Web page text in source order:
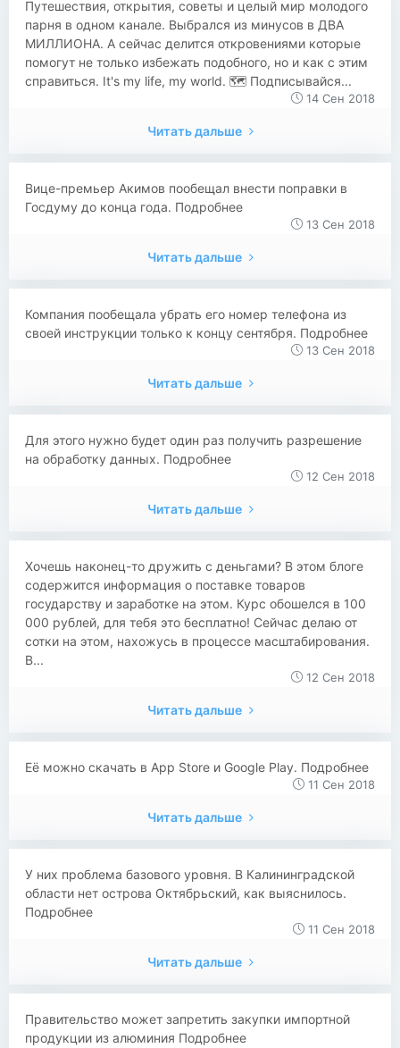
Путешествия, открытия, советы и целый мир молодого
парня в одном канале. Выбрался из минусов в ДВА
МИЛЛИОНА. А сейчас делится откровениями которые
помогут не только избежать подобного, но и как с этим
справиться. It's my life, my world. 🗺 Подписывайся...
14 Сен 2018
Читать дальше
Вице-премьер Акимов пообещал внести поправки в
Госдуму до конца года. Подробнее
13 Сен 2018
Читать дальше
Компания пообещала убрать его номер телефона из
своей инструкции только к концу сентября. Подробнее
13 Сен 2018
Читать дальше
Для этого нужно будет один раз получить разрешение
на обработку данных. Подробнее
12 Сен 2018
Читать дальше
Хочешь наконец-то дружить с деньгами? В этом блоге
содержится информация о поставке товаров
государству и заработке на этом. Курс обошелся в 100
000 рублей, для тебя это бесплатно! Сейчас делаю от
сотки на этом, нахожусь в процессе масштабирования.
В...
12 Сен 2018
Читать дальше
Её можно скачать в App Store и Google Play. Подробнее
11 Сен 2018
Читать дальше
У них проблема базового уровня. В Калининградской
области нет острова Октябрьский, как выяснилось.
Подробнее
11 Сен 2018
Читать дальше
Правительство может запретить закупки импортной
продукции из алюминия Подробнее